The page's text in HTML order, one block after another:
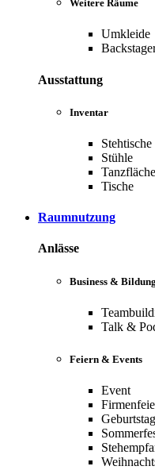
Weitere Räume
Umkleide
Ausstattung
Inventar
Stehtische
Stühle
Tanzfläche
Tische
Raumnutzung
Anlässe
Business & Bildung
Talk &
Feiern & Events
Event
Geburtstag